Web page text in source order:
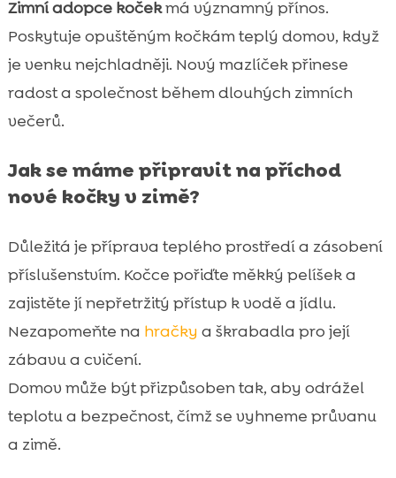
Zimní adopce kočekmá významný přínos.
Poskytuje opuštěným kočkám teplý domov, když
je venku nejchladněji. Nový mazlíček přinese
radost a společnost během dlouhých zimních
večerů.
Jak se máme připravit na příchod
nové kočky v zimě?
Důležitá je příprava teplého prostředí a zásobení
příslušenstvím. Kočce pořiďte měkký pelíšek a
zajistěte jí nepřetržitý přístup k vodě a jídlu.
Nezapomeňte na hračky a škrabadla pro její
zábavu a cvičení.
Domov může být přizpůsoben tak, aby odrážel
teplotu a bezpečnost, čímž se vyhneme průvanu
a zimě.